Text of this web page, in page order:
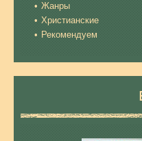
Жанры
Христианские
Рекомендуем